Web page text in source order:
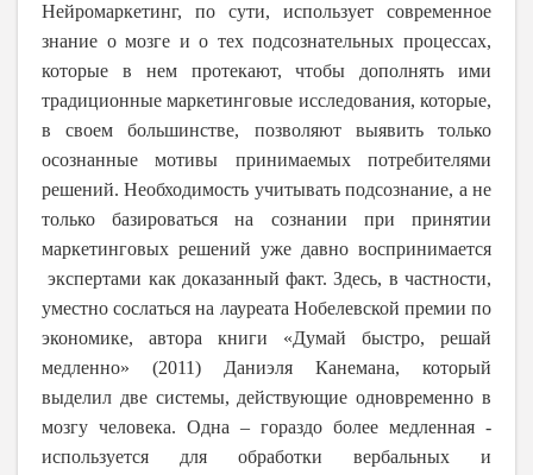
Нейромаркетинг, по сути, использует современное
знание о мозге и о тех подсознательных процессах,
которые в нем протекают, чтобы дополнять ими
традиционные маркетинговые исследования, которые,
в своем большинстве, позволяют выявить только
осознанные мотивы принимаемых потребителями
решений. Необходимость учитывать подсознание, а не
только базироваться на сознании при принятии
маркетинговых решений уже давно воспринимается
экспертами как доказанный факт. Здесь, в частности,
уместно сослаться на лауреата Нобелевской премии по
экономике, автора книги «Думай быстро, решай
медленно» (2011) Даниэля Канемана, который
выделил две системы, действующие одновременно в
мозгу человека. Одна – гораздо более медленная -
используется для обработки вербальных и